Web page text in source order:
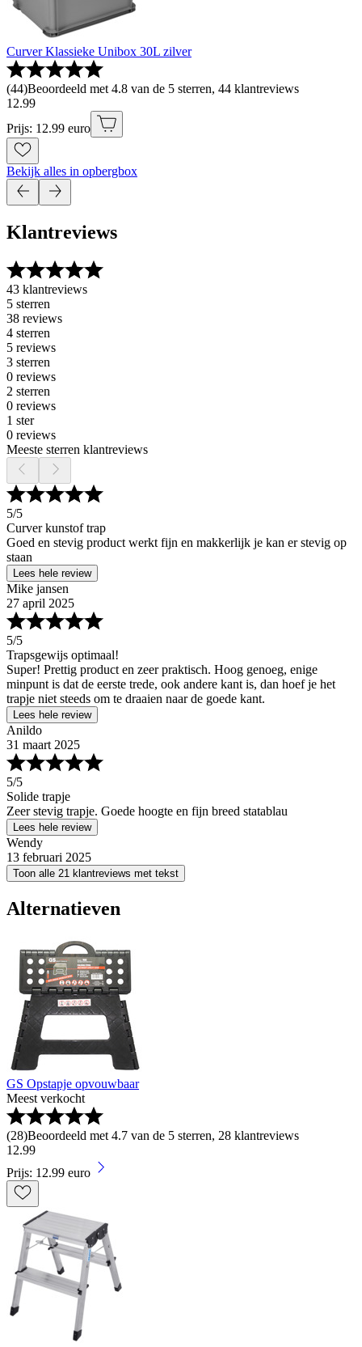
Curver Klassieke Unibox 30L zilver
(44)Beoordeeld met 4.8 van de 5 sterren, 44 klantreviews
12.99
Prijs: 12.99 euro
Bekijk alles in opbergbox
Klantreviews
43 klantreviews
5 sterren
38 reviews
4 sterren
5 reviews
3 sterren
0 reviews
2 sterren
0 reviews
1 ster
0 reviews
Meeste sterren klantreviews
5/5
Curver kunstof trap
Goed en stevig product werkt fijn en makkerlijk je kan er stevig op
staan
Lees hele review
Mike jansen
27 april 2025
5/5
Trapsgewijs optimaal!
Super! Prettig product en zeer praktisch. Hoog genoeg, enige
minpunt is dat de eerste trede, ook andere kant is, dan hoef je het
trapje niet steeds om te draaien naar de goede kant.
Lees hele review
Anildo
31 maart 2025
5/5
Solide trapje
Zeer stevig trapje. Goede hoogte en fijn breed statablau
Lees hele review
Wendy
13 februari 2025
Toon alle 21 klantreviews met tekst
Alternatieven
GS Opstapje opvouwbaar
Meest verkocht
(28)Beoordeeld met 4.7 van de 5 sterren, 28 klantreviews
12.99
Prijs: 12.99 euro